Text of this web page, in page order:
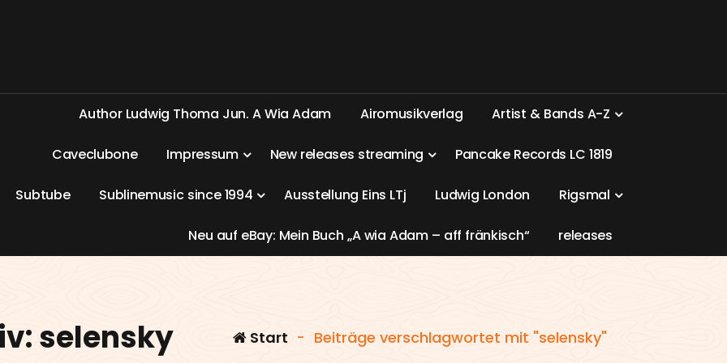
Author Ludwig Thoma Jun. AWia Adam Airomusikverlag Artist & Bands A-Z
Caveclubone Impressum New releases streaming Pancake Records LC 1819
Subtube Sublinemusic since1994 Ausstellung Eins LTj Ludwig London Rigsmal
Neu auf eBay: Mein Buch „Awia Adam – aff fränkisch“ releases
selensky Start - Beiträge verschlagwortet mit "selensky"